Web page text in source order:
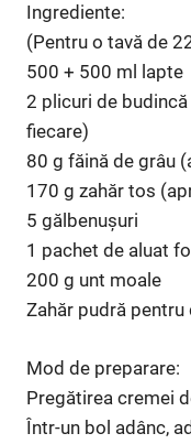
Ingrediente:
(Pentru o tavă de
500 + 500 ml lapte
2 plicuri de
fiecare)
80 g făină de grâu
170 g zahăr tos
5 gălbenușuri
1 pachet de aluat
200 g unt moale
Zahăr pudră pentru
Mod de preparare:
Pregătirea cremei
Într-un bol adânc,